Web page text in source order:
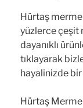
Hürtaş
yüzlerce çeşit
dayanıklı
tıklayarak
hayalinizde
Hürtaş